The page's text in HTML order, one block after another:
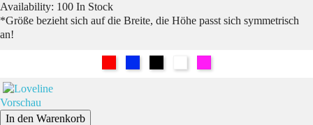
Availability: 100 In Stock
*Größe bezieht sich auf die Breite, die Höhe passt sich symmetrisch
an!
Vorschau
In den Warenkorb